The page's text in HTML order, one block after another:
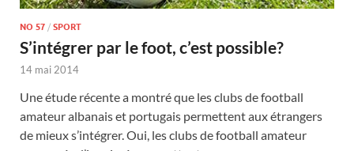
NO 57 / SPORT
S’intégrer par le foot, c’est possible?
14 mai 2014
Une étude récente a montré que les clubs de football
amateur albanais et portugais permettent aux étrangers
de mieux s’intégrer. Oui, les clubs de football amateur